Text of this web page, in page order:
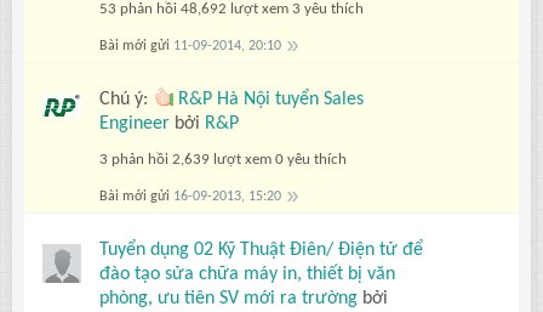
53 phản hồi 48,692 lượt xem 3 yêu thích
Bài mới gửi 11-09-2014, 20:10
Chú ý:
R&P Hà Nội tuyển Sales
Engineer bởi R&P
3 phản hồi 2,639 lượt xem 0 yêu thích
Bài mới gửi 16-09-2013, 15:20
Tuyển dụng 02 Kỹ Thuật Điên/ Điện tử để
đào tạo sửa chữa máy in, thiết bị văn
phòng, ưu tiên SV mới ra trường bởi